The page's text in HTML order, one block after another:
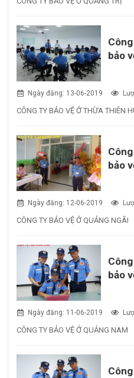
bảo
Ngày đăng: 13-06-2019
CÔNG TY BẢO VỆ Ở THỪA THIÊN
bảo
Ngày đăng: 12-06-2019
CÔNG TY BẢO VỆ Ở QUẢNG NGÃI
bảo
Ngày đăng: 11-06-2019
CÔNG TY BẢO VỆ Ở QUẢNG NAM